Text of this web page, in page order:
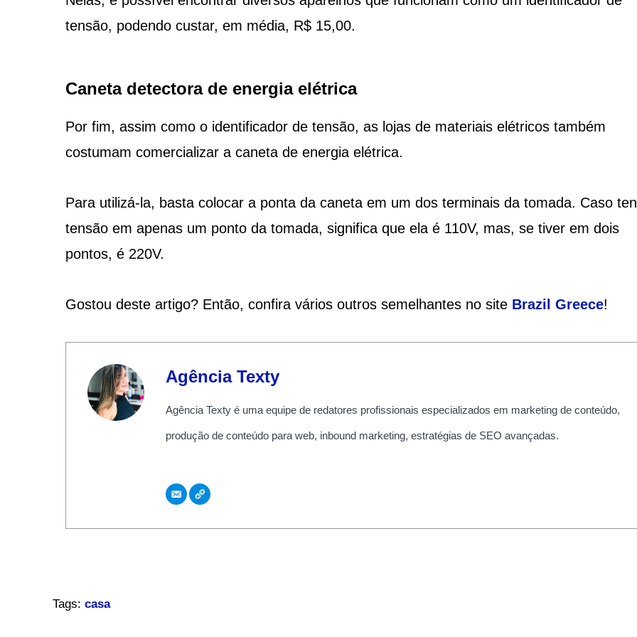
tensão, podendo custar, em média, R$ 15,00.
Caneta detectora de energia elétrica
Por fim, assim como o identificador de tensão, as lojas de materiais elétricos também
costumam comercializar a caneta de energia elétrica.
Para utilizá-la, basta colocar a ponta da caneta em um dos terminais da tomada. Caso
tensão em apenas um ponto da tomada, significa que ela é 110V, mas, se tiver em dois
pontos, é 220V.
Gostou deste artigo? Então, confira vários outros semelhantes no site Brazil Greece!
Agência Texty
Agência Texty é uma equipe de redatores profissionais especializados em marketing de conteúdo,
produção de conteúdo para web, inbound marketing, estratégias de SEO avançadas.
Tags: casa